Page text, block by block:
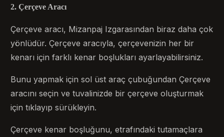
2. Çerçeve Aracı
Çerçeve aracı, Mizanpaj Izgarasından biraz daha çok
yönlüdür. Çerçeve aracıyla, çerçevenizin her bir
kenarı için farklı kenar boşlukları ayarlayabilirsiniz.
Bunu yapmak için sol üst araç çubuğundan Çerçeve
aracını seçin ve tuvalinizde bir çerçeve oluşturmak
için tıklayıp sürükleyin.
Çerçeve kenar boşluğunu, etrafındaki tutamaçlara